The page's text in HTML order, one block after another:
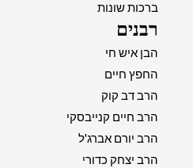
ברכות שונות
רבנים
הבן איש חי
החפץ חיים
הרב דב קוק
הרב חיים קנייבסקי
הרב יורם אברג'ל
הרב יצחק כדורי